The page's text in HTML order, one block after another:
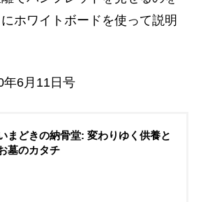
ホワイトボードを使って説明
6月11日号
まどきの納骨堂: 変わりゆく供養と
墓のカタチ